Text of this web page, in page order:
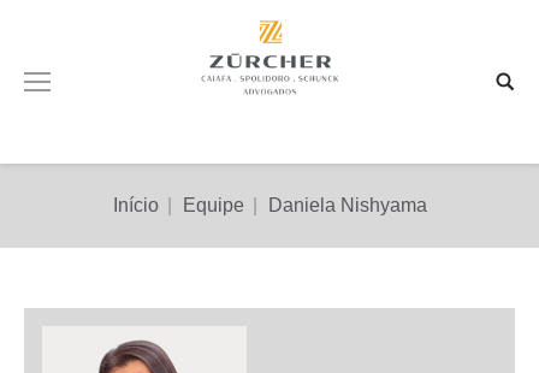
Você está aqui:
Início Equipe Daniela Nishyama